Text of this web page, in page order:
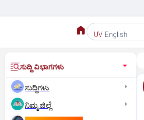
UV English
ಸುದ್ದಿ ವಿಭಾಗಗಳು
ಸುದ್ದಿಗಳು
ನಿಮ್ಮ ಜಿಲ್ಲೆ